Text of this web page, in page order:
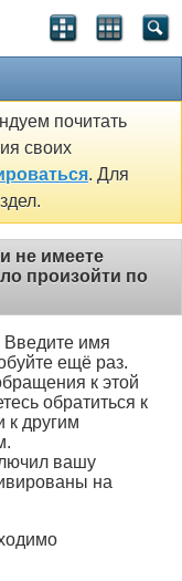
почитать
своих
. Для
не имеете
произойти по
Введите имя
ещё раз.
к этой
обратиться к
к другим
вашу
на